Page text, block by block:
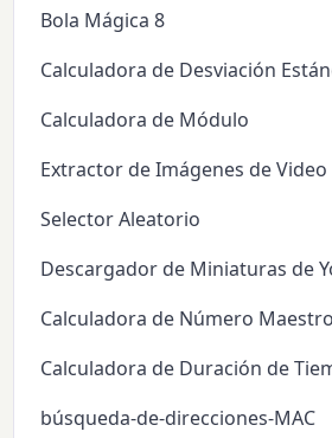
Bola Mágica 8
Calculadora de Desviación
Calculadora de Módulo
Extractor de Imágenes de Video
Selector Aleatorio
Descargador de Miniaturas de
Calculadora de Número Maestro
Calculadora de Duración de
búsqueda-de-direcciones-MAC